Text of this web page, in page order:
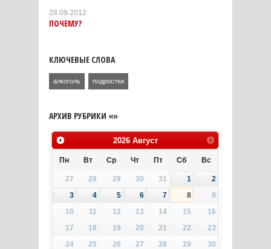
28.09.2012
ПОЧЕМУ?
КЛЮЧЕВЫЕ СЛОВА
алкоголь подростки
АРХИВ РУБРИКИ «»
2026 Август
Пн Вт Ср Чт Пт Сб Вс
27 28 29 30 31 1
2
3
4 5 6 7 8
9
10
11 12 13 14 15
16
17
18 19 20 21 22
23
24
25 26 27 28 29
30